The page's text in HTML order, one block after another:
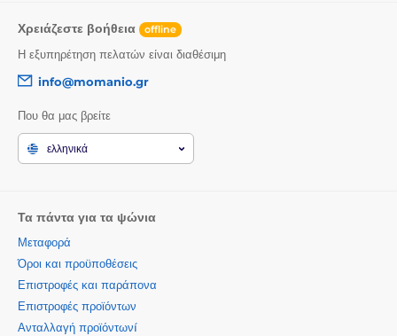
Χρειάζεστε βοήθεια offline
Η εξυπηρέτηση πελατών είναι διαθέσιμη
info@momanio.gr
Που θα μας βρείτε
ελληνικά
Τα πάντα για τα ψώνια
Μεταφορά
Όροι και προϋποθέσεις
Επιστροφές και παράπονα
Επιστροφές προϊόντων
Ανταλλαγή προϊόντωνí